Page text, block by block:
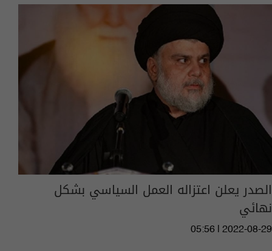
الصدر يعلن اعتزاله العمل السياسي بشكل
نهائي
05:56 | 2022-08-29